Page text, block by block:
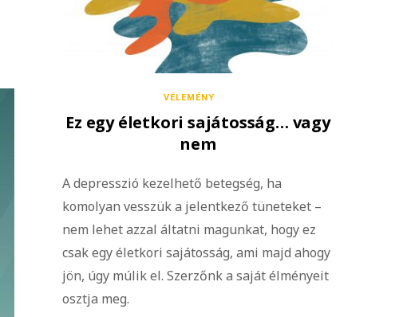
VÉLEMÉNY
Ez egy életkori sajátosság… vagy
nem
A depresszió kezelhető betegség, ha
komolyan vesszük a jelentkező tüneteket –
nem lehet azzal áltatni magunkat, hogy ez
csak egy életkori sajátosság, ami majd ahogy
jön, úgy múlik el. Szerzőnk a saját élményeit
osztja meg.